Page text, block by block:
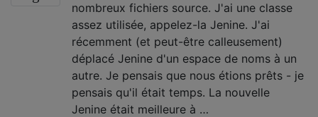
nombreux fichiers source. J'ai une classe
assez utilisée, appelez-la Jenine. J'ai
récemment (et peut-être calleusement)
déplacé Jenine d'un espace de noms à un
autre. Je pensais que nous étions prêts - je
pensais qu'il était temps. La nouvelle
Jenine était meilleure à …